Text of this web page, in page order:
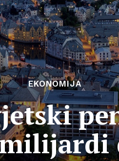
EKONOMIJA